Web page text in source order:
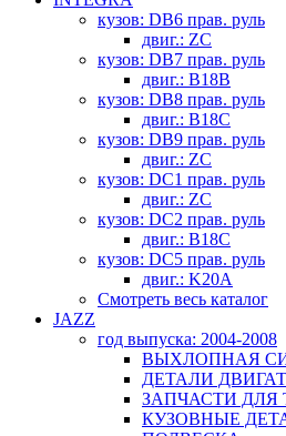
кузов: DB6 прав. руль
двиг.: ZC
кузов: DB7 прав. руль
двиг.: B18B
кузов: DB8 прав. руль
двиг.: B18C
кузов: DB9 прав. руль
двиг.: ZC
кузов: DC1 прав. руль
двиг.: ZC
кузов: DC2 прав. руль
двиг.: B18C
кузов: DC5 прав. руль
двиг.: K20A
Смотреть весь каталог
JAZZ
год выпуска: 2004-2008
ВЫХЛОПНАЯ
ДЕТАЛИ
ЗАПЧАСТИ ДЛЯ
КУЗОВНЫЕ